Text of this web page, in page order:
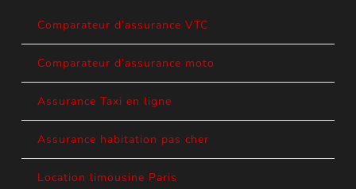
Comparateur d’assurance VTC
Comparateur d’assurance moto
Assurance Taxi en ligne
Assurance habitation pas cher
Location limousine Paris